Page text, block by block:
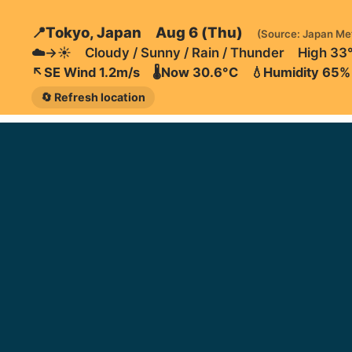
📍Tokyo, Japan Aug 6 (Thu) (Source: Japan
☁️→☀️ Cloudy / Sunny / Rain / Thunder High
↖️SE Wind 1.2m/s 🌡️Now 30.6°C 💧Humidity 65%
🔄 Refresh location